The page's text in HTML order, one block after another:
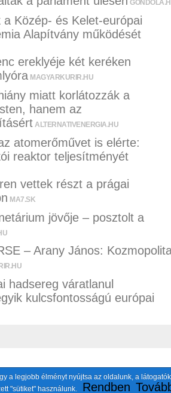
a Közép- és Kelet-európai
Alapítvány működését
ereklyéje két keréken
MAGYARKURIR.HU
miatt korlátozzák a
hanem az
ALTERNATIVENERGIA.HU
atomerőművet is elérte:
reaktor teljesítményét
vettek részt a prágai
MA7.SK
jövője – posztolt a
– Arany János:
hadsereg váratlanul
kulcsfontosságú európai
118 oldalt
szemlézünk.
a legjobb élményt nyújtsa az oldalunk, a látogatók
"sütiket" használunk.
Rendben